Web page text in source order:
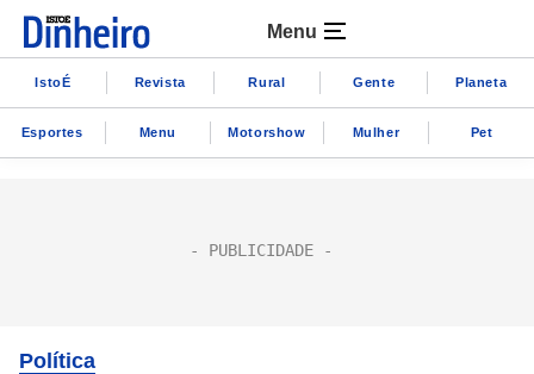
Menu
IstoÉ Revista Rural Gente Planeta
Esportes Menu Motorshow Mulher Pet
Política